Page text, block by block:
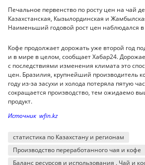
Печальное первенство по росту цен на чай
Казахстанская, Кызылординская и
Наименьший годовой рост цен наблюдался
Кофе продолжает дорожать уже второй год
и в мире в целом, сообщает Хабар24.
с последствиями изменения климата это
цен. Бразилия, крупнейший производитель
году из-за засухи и холода потеряла пятую
сокращается производство, тем ожидаемо
продукт.
Источник wfin.kz
статистика по Казахстану и регионам
Производство переработанного чая и кофе
Баланс ресурсов и использования . Чай и